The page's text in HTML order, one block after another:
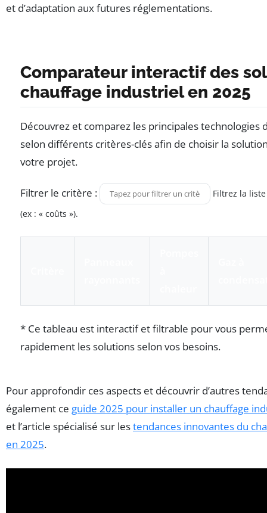
et d’adaptation aux futures réglementations.
Comparateur interactif des
chauffage industriel en 2025
Découvrez et comparez les principales technologies
selon différents critères-clés afin de choisir la
votre projet.
Filtrer le critère :
Filtrez la
(ex : « coûts »).
* Ce tableau est interactif et filtrable pour vous
rapidement les solutions selon vos besoins.
Pour approfondir ces aspects et découvrir d’autres
également ce guide 2025 pour installer un chauffage
et l’article spécialisé sur lestendances innovantes du
en 2025.